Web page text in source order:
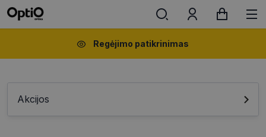
Regėjimo patikrinimas
Akcijos